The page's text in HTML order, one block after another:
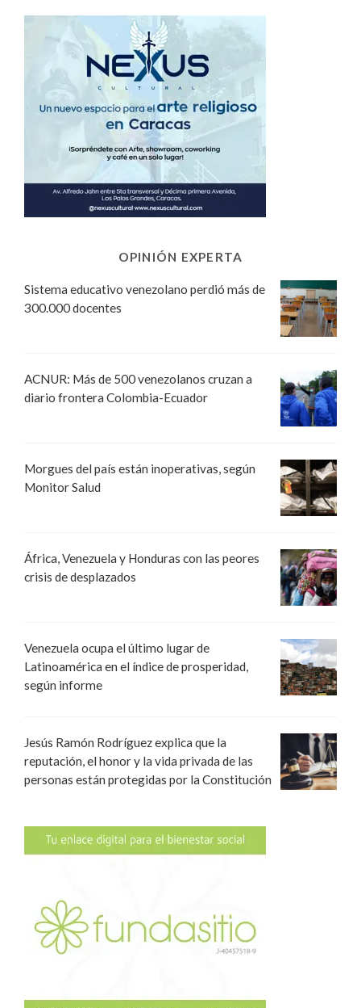
OPINIÓN EXPERTA
Sistema educativo venezolano perdió más de
300.000 docentes
ACNUR: Más de 500 venezolanos cruzan a
diario frontera Colombia-Ecuador
Morgues del país están inoperativas, según
Monitor Salud
África, Venezuela y Honduras con las peores
crisis de desplazados
Venezuela ocupa el último lugar de
Latinoamérica en el índice de prosperidad,
según informe
Jesús Ramón Rodríguez explica que la
reputación, el honor y la vida privada de las
personas están protegidas por la Constitución